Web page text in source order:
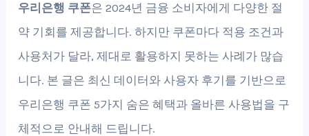
우리은행 쿠폰은 2024년 금융 소비자에게 다양한 절
약 기회를 제공합니다. 하지만 쿠폰마다 적용 조건과
사용처가 달라, 제대로 활용하지 못하는 사례가 많습
니다. 본 글은 최신 데이터와 사용자 후기를 기반으로
우리은행 쿠폰 5가지 숨은 혜택과 올바른 사용법을 구
체적으로 안내해 드립니다.